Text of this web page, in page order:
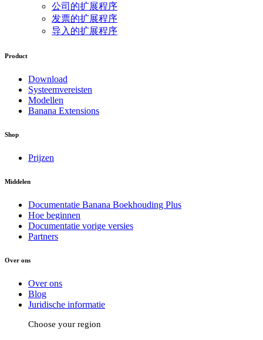
公司的扩展程序
发票的扩展程序
导入的扩展程序
Product
Download
Systeemvereisten
Modellen
Banana Extensions
Shop
Prijzen
Middelen
Documentatie Banana Boekhouding Plus
Hoe beginnen
Documentatie vorige versies
Partners
Over ons
Over ons
Blog
Juridische informatie
Choose your region